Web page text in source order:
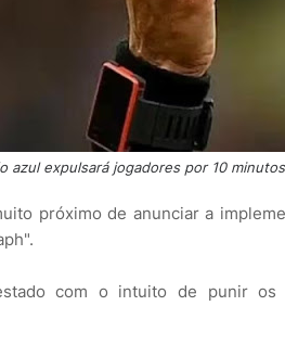
azul expulsará jogadores por 10
próximo de anunciar a
com o intuito de punir os